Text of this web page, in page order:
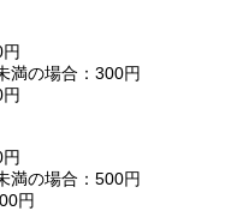
満の場合：300円
満の場合：500円
円